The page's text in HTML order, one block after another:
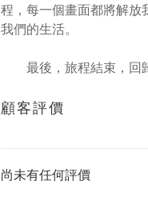
程，每一個畫面都將解放
我們的生活。
最後，旅程結束，回歸
顧客評價
尚未有任何評價